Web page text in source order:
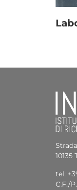
Link
10135
tel:
C.F./